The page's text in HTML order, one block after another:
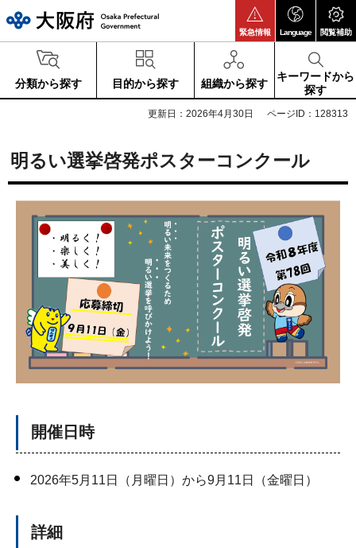
緊急情報 Language 閲覧補助
分類から探す 目的から探す 組織から探す
キーワードから
探す
更新日：2026年4月30日 ページID：128313
明るい選挙啓発ポスターコンクール
開催日時
2026年5月11日（月曜日）から9月11日（金曜日）
詳細